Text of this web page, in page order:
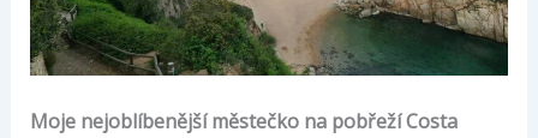
Moje nejoblíbenější městečko na pobřeží Costa